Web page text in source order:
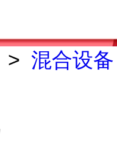
> 混合设备